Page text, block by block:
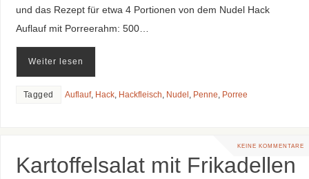
und das Rezept für etwa 4 Portionen von dem Nudel Hack
Auflauf mit Porreerahm: 500…
Weiter lesen
Tagged Auflauf, Hack, Hackfleisch Nudel Penne Porree
KEINE KOMMENTARE
Kartoffelsalat mit Frikadellen